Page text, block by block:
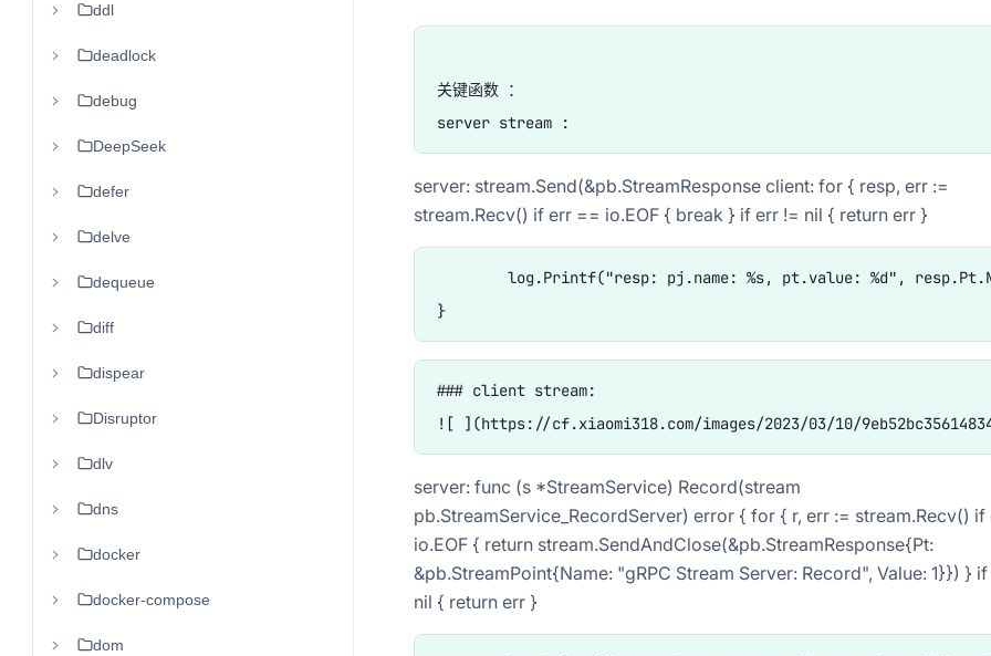
ddl
deadlock
debug
DeepSeek
defer
delve
dequeue
diff
dispear
Disruptor
dlv
dns
docker
docker-compose
dom
关键函数 ：
server: stream.Send(&pb.StreamResponse client: for { resp, err :=
stream.Recv() if err == io.EOF { break } if err != nil { return err }
}
### client stream:
server: func (s *StreamService) Record(stream
pb.StreamService_RecordServer) error { for { r, err := stream.Recv()
io.EOF { return stream.SendAndClose(&pb.StreamResponse{Pt:
&pb.StreamPoint{Name: "gRPC Stream Server: Record", Value: 1}}) }
nil { return err }